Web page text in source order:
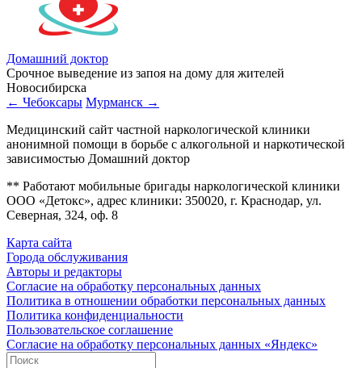
Домашний доктор
Срочное выведение из запоя на дому для жителей
Новосибирска
← Чебоксары Мурманск →
Медицинский сайт частной наркологической клиники
анонимной помощи в борьбе с алкогольной и наркотической
зависимостью Домашний доктор
** Работают мобильные бригады наркологической клиники
ООО «Детокс», адрес клиники: 350020, г. Краснодар, ул.
Северная, 324, оф. 8
Карта сайта
Города обслуживания
Авторы и редакторы
Согласие на обработку персональных данных
Политика в отношении обработки персональных данных
Политика конфиденциальности
Пользовательское соглашение
Согласие на обработку персональных данных «Яндекс»